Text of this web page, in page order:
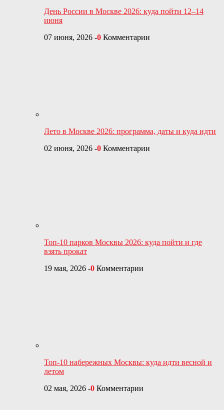
День России в Москве 2026: куда пойти 12–14
июня
07 июня, 2026 -0 Комментарии
Лето в Москве 2026: программа, даты и куда идти
02 июня, 2026 -0 Комментарии
Топ-10 парков Москвы 2026: куда пойти и где
взять прокат
19 мая, 2026 -0 Комментарии
Топ-10 набережных Москвы: куда идти весной и
летом
02 мая, 2026 -0 Комментарии